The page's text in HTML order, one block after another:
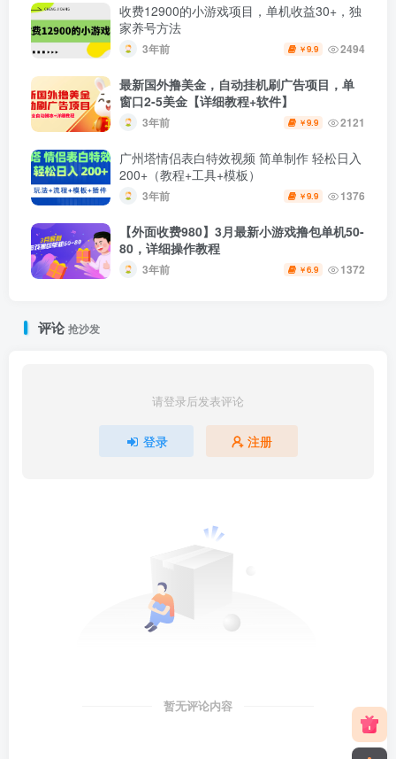
收费12900的小游戏项目，单机收益30+，独
家养号方法
3年前 ￥9.9 2494
最新国外撸美金，自动挂机刷广告项目，单
窗口2-5美金【详细教程+软件】
3年前 ￥9.9 2121
广州塔情侣表白特效视频 简单制作 轻松日入
200+（教程+工具+模板）
3年前 ￥9.9 1376
【外面收费980】3月最新小游戏撸包单机50-
80，详细操作教程
3年前 ￥6.9 1372
评论抢沙发
请登录后发表评论
登录 注册
暂无评论内容